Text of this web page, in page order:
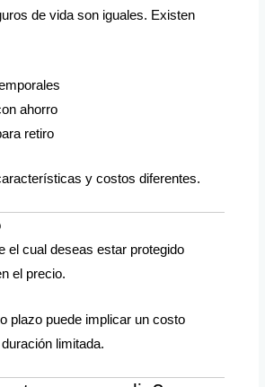
de vida son iguales. Existen
ahorro
retiro
y costos diferentes.
el cual deseas estar protegido
el precio.
plazo puede implicar un costo
limitada.